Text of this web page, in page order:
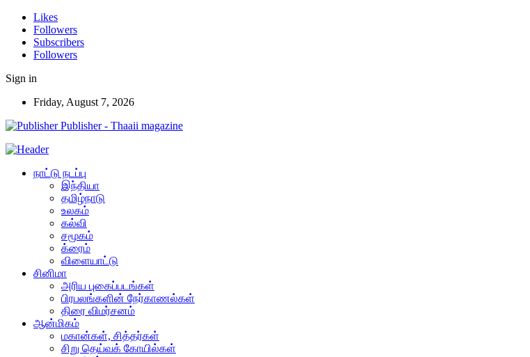
Likes
Followers
Subscribers
Followers
Sign in
Friday, August 7, 2026
Publisher - Thaaii magazine
நாட்டு நடப்பு
இந்தியா
தமிழ்நாடு
உலகம்
கல்வி
சமூகம்
க்ரைம்
விளையாட்டு
சினிமா
அரிய புகைப்படங்கள்
பிரபலங்களின் நேர்காணல்கள்
திரை விமர்சனம்
ஆன்மிகம்
மகான்கள், சித்தர்கள்
சிறு தெய்வக் கோயில்கள்